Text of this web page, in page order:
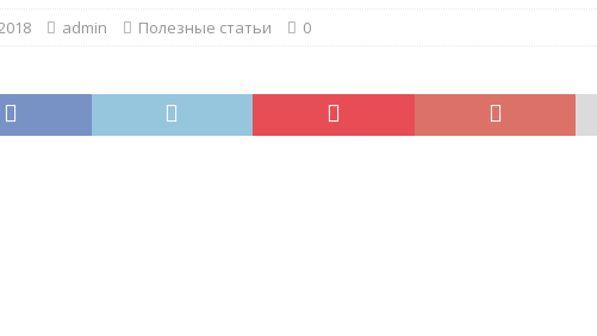
для статейного продвижения
инструкция
admin Полезные статьи 0